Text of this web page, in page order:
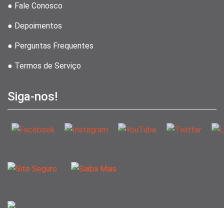
● Fale Conosco
● Depoimentos
● Perguntas Frequentes
● Termos de Serviço
Siga-nos!